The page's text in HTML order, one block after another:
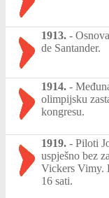
1913. -
de Santander.
1914. -
olimpijsku
kongresu.
1919. - Piloti
uspješno bez
Vickers Vimy.
16 sati.